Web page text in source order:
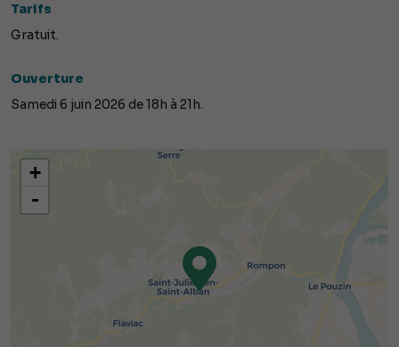
Tarifs
Gratuit.
Ouverture
Samedi 6 juin 2026 de 18h à 21h.
+
-